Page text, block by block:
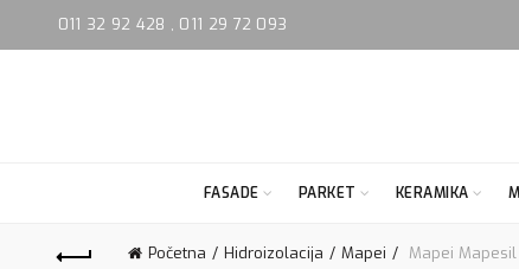
011 32 92 428 , 011 29 72 093
FASADE PARKET KERAMIKA
Početna Hidroizolacija Mapei Mapei